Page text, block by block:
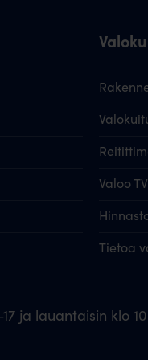
Valoo TV
Tietoa
ja lauantaisin klo